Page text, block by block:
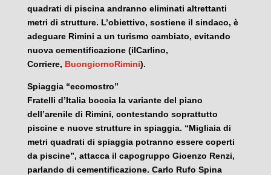
quadrati di piscina andranno eliminati altrettanti
metri di strutture. L’obiettivo, sostiene il sindaco, è
adeguare Rimini a un turismo cambiato, evitando
nuova cementificazione (ilCarlino,
Corriere, BuongiornoRimini).
Spiaggia “ecomostro”
Fratelli d’Italia boccia la variante del piano
dell’arenile di Rimini, contestando soprattutto
piscine e nuove strutture in spiaggia. “Migliaia di
metri quadrati di spiaggia potranno essere coperti
da piscine”, attacca il capogruppo Gioenzo Renzi,
parlando di cementificazione. Carlo Rufo Spina